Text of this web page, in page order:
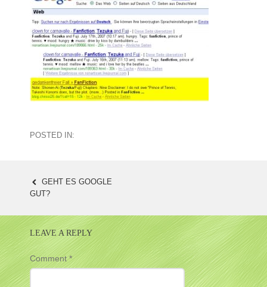
POSTED IN:
POST
NAVIGATION
GEHT ES GOOGLE
GUT?
LEAVE A REPLY
Comment*